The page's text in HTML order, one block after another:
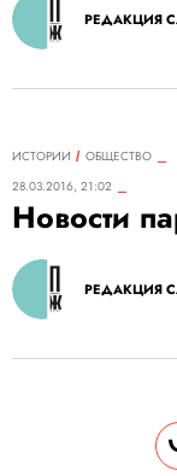
РЕДАКЦИЯ
ИСТОРИИ
ОБЩЕСТВО
28.03.2016, 21:02
Новости
РЕДАКЦИЯ